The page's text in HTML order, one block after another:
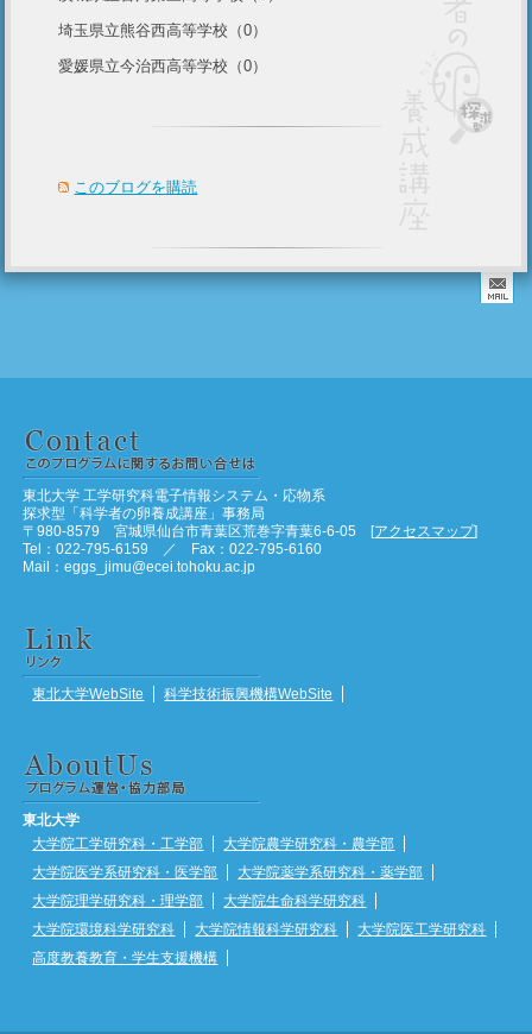
埼玉県立熊谷西高等学校（0）
愛媛県立今治西高等学校（0）
このブログを購読
東北大学 工学研究科電子情報システム・応物系
探求型「科学者の卵養成講座」事務局
〒980-8579 宮城県仙台市青葉区荒巻字青葉6-6-05 [アクセスマップ]
Tel：022-795-6159 ／ Fax：022-795-6160
Mail：eggs_jimu@ecei.tohoku.ac.jp
東北大学WebSite 科学技術振興機構WebSite
東北大学
大学院工学研究科・工学部
大学院農学研究科・農学部
大学院医学系研究科・医学部
大学院薬学系研究科・薬学部
大学院理学研究科・理学部
大学院生命科学研究科
大学院環境科学研究科
大学院情報科学研究科
大学院医工学研究科
高度教養教育・学生支援機構